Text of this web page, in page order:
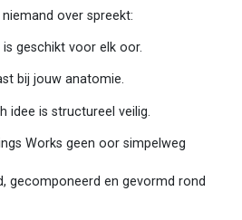
over spreekt:
is geschikt voor elk oor.
bij jouw anatomie.
idee is structureel veilig.
Works geen oor simpelweg
gecomponeerd en gevormd rond